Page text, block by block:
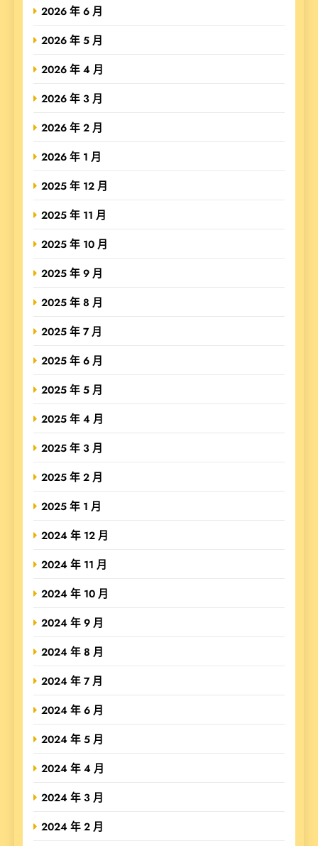
2026 年 6 月
2026 年 5 月
2026 年 4 月
2026 年 3 月
2026 年 2 月
2026 年 1 月
2025 年 12 月
2025 年 11 月
2025 年 10 月
2025 年 9 月
2025 年 8 月
2025 年 7 月
2025 年 6 月
2025 年 5 月
2025 年 4 月
2025 年 3 月
2025 年 2 月
2025 年 1 月
2024 年 12 月
2024 年 11 月
2024 年 10 月
2024 年 9 月
2024 年 8 月
2024 年 7 月
2024 年 6 月
2024 年 5 月
2024 年 4 月
2024 年 3 月
2024 年 2 月